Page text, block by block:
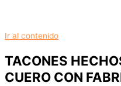
Ir al contenido
TACONES
CUERO CON